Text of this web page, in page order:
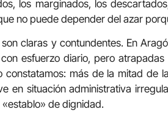
los marginados, los
no puede depender del azar
claras y contundentes. En
esfuerzo diario, pero
constatamos: más de la mitad de
en situación administrativa
«establo» de dignidad.